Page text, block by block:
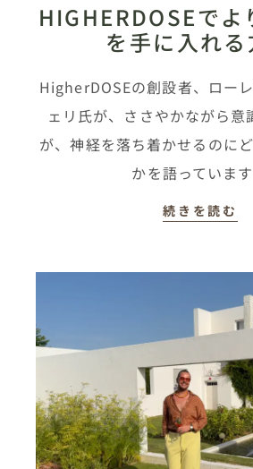
HIGHERDOSEでよ
を手に入れる
HigherDOSEの創設者、ロー
ェリ氏が、ささやかながら意
が、神経を落ち着かせるのに
かを語っていま
続きを読む